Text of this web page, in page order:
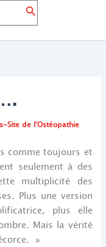
Rechercher
Site de l'Ostéopathie
comme toujours et
seulement à des
multiplicité des
Plus une version
plus elle
Mais la vérité
»